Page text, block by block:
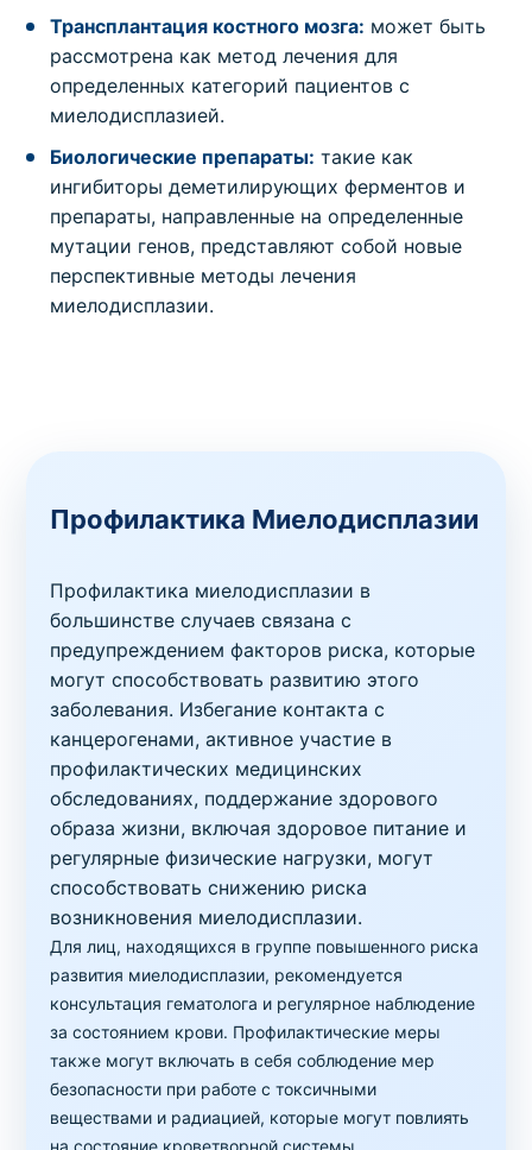
Трансплантация костного мозга: может быть
рассмотрена как метод лечения для
определенных категорий пациентов с
миелодисплазией.
Биологические препараты: такие как
ингибиторы деметилирующих ферментов и
препараты, направленные на определенные
мутации генов, представляют собой новые
перспективные методы лечения
миелодисплазии.
Профилактика Миелодисплазии
Профилактика миелодисплазии в
большинстве случаев связана с
предупреждением факторов риска, которые
могут способствовать развитию этого
заболевания. Избегание контакта с
канцерогенами, активное участие в
профилактических медицинских
обследованиях, поддержание здорового
образа жизни, включая здоровое питание и
регулярные физические нагрузки, могут
способствовать снижению риска
возникновения миелодисплазии.
Для лиц, находящихся в группе повышенного риска
развития миелодисплазии, рекомендуется
консультация гематолога и регулярное наблюдение
за состоянием крови. Профилактические меры
также могут включать в себя соблюдение мер
безопасности при работе с токсичными
веществами и радиацией, которые могут повлиять
на состояние кроветворной системы.